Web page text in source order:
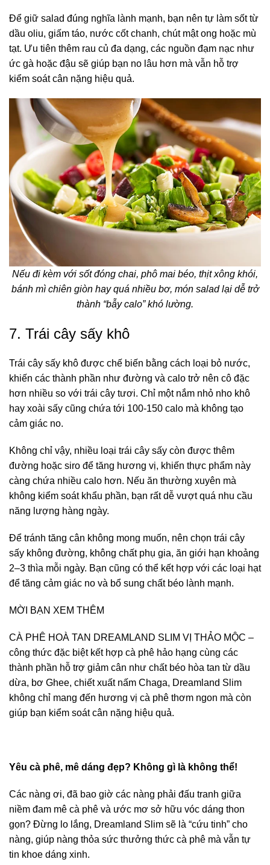
Để giữ salad đúng nghĩa lành mạnh, bạn nên tự làm sốt từ
dầu oliu, giấm táo, nước cốt chanh, chút mật ong hoặc mù
tạt. Ưu tiên thêm rau củ đa dạng, các nguồn đạm nạc như
ức gà hoặc đậu sẽ giúp bạn no lâu hơn mà vẫn hỗ trợ
kiểm soát cân nặng hiệu quả.
Nếu đi kèm với sốt đóng chai, phô mai béo, thịt xông khói,
bánh mì chiên giòn hay quá nhiều bơ, món salad lại dễ trở
thành “bẫy calo” khó lường.
7. Trái cây sấy khô
Trái cây sấy khô được chế biến bằng cách loại bỏ nước,
khiến các thành phần như đường và calo trở nên cô đặc
hơn nhiều so với trái cây tươi. Chỉ một nắm nhỏ nho khô
hay xoài sấy cũng chứa tới 100-150 calo mà không tạo
cảm giác no.
Không chỉ vậy, nhiều loại trái cây sấy còn được thêm
đường hoặc siro để tăng hương vị, khiến thực phẩm này
càng chứa nhiều calo hơn. Nếu ăn thường xuyên mà
không kiểm soát khẩu phần, bạn rất dễ vượt quá nhu cầu
năng lượng hàng ngày.
Để tránh tăng cân không mong muốn, nên chọn trái cây
sấy không đường, không chất phụ gia, ăn giới hạn khoảng
2–3 thìa mỗi ngày. Bạn cũng có thể kết hợp với các loại hạt
để tăng cảm giác no và bổ sung chất béo lành mạnh.
MỜI BẠN XEM THÊM
CÀ PHÊ HOÀ TAN DREAMLAND SLIM VỊ THẢO MỘC –
công thức đặc biệt kết hợp cà phê hảo hạng cùng các
thành phần hỗ trợ giảm cân như chất béo hòa tan từ dầu
dừa, bơ Ghee, chiết xuất nấm Chaga, Dreamland Slim
không chỉ mang đến hương vị cà phê thơm ngon mà còn
giúp bạn kiểm soát cân nặng hiệu quả.
Yêu cà phê, mê dáng đẹp? Không gì là không thể!
Các nàng ơi, đã bao giờ các nàng phải đấu tranh giữa
niềm đam mê cà phê và ước mơ sở hữu vóc dáng thon
gọn? Đừng lo lắng, Dreamland Slim sẽ là “cứu tinh” cho
nàng, giúp nàng thỏa sức thưởng thức cà phê mà vẫn tự
tin khoe dáng xinh.